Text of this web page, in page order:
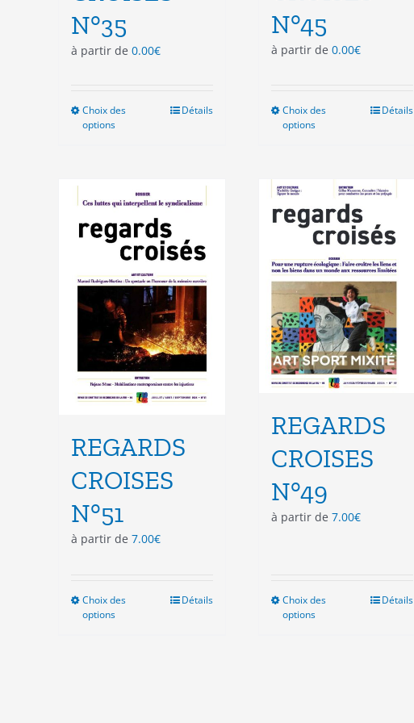
N°35
à partir de 0.00€
Choix des
options
Les
options
peuvent
être
choisies
sur
la
page
du
produit
Détails
N°45
à partir de 0.00€
Choix des
options
variations.
Les
options
peuvent
choisies
sur
la
page
du
produit
Détails
REGARDS
CROISES
N°51
à partir de 7.00€
Choix des
options
Détails
REGARDS
CROISES
N°49
à partir de 7.00€
Choix des
options
Détails